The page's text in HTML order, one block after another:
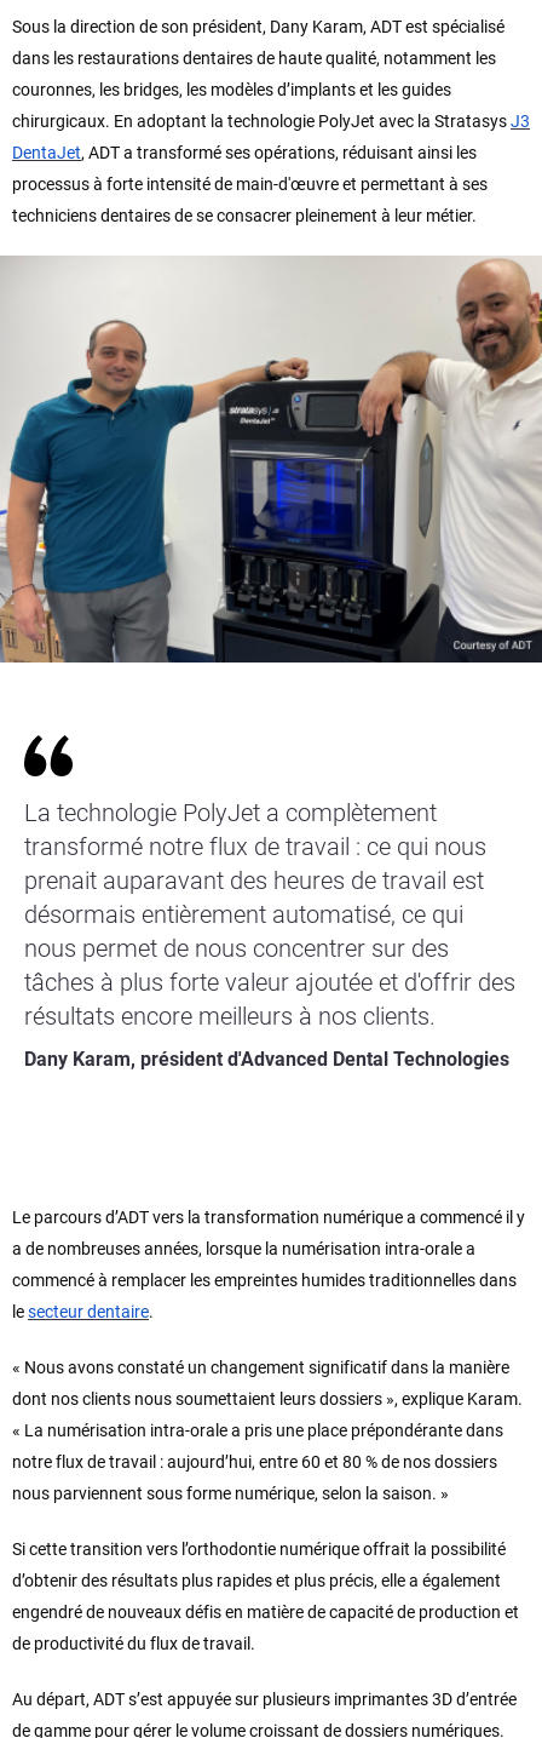
Sous la direction de son président, Dany Karam, ADT est spécialisé
dans les restaurations dentaires de haute qualité, notamment les
couronnes, les bridges, les modèles d’implants et les guides
chirurgicaux. En adoptant la technologie PolyJet avec la StratasysJ3
DentaJet, ADT a transformé ses opérations, réduisant ainsi les
processus à forte intensité de main-d'œuvre et permettant à ses
techniciens dentaires de se consacrer pleinement à leur métier.
La technologie PolyJet a complètement
transformé notre flux de travail : ce qui nous
prenait auparavant des heures de travail est
désormais entièrement automatisé, ce qui
nous permet de nous concentrer sur des
tâches à plus forte valeur ajoutée et d'offrir des
résultats encore meilleurs à nos clients.
Dany Karam, président d'Advanced Dental Technologies
Le parcours d’ADT vers la transformation numérique a commencé il y
a de nombreuses années, lorsque la numérisation intra-orale a
commencé à remplacer les empreintes humides traditionnelles dans
lesecteur dentaire.
« Nous avons constaté un changement significatif dans la manière
dont nos clients nous soumettaient leurs dossiers », explique Karam.
« La numérisation intra-orale a pris une place prépondérante dans
notre flux de travail : aujourd’hui, entre 60 et 80 % de nos dossiers
nous parviennent sous forme numérique, selon la saison. »
Si cette transition vers l’orthodontie numérique offrait la possibilité
d’obtenir des résultats plus rapides et plus précis, elle a également
engendré de nouveaux défis en matière de capacité de production et
de productivité du flux de travail.
Au départ, ADT s’est appuyée sur plusieurs imprimantes 3D d’entrée
de gamme pour gérer le volume croissant de dossiers numériques.